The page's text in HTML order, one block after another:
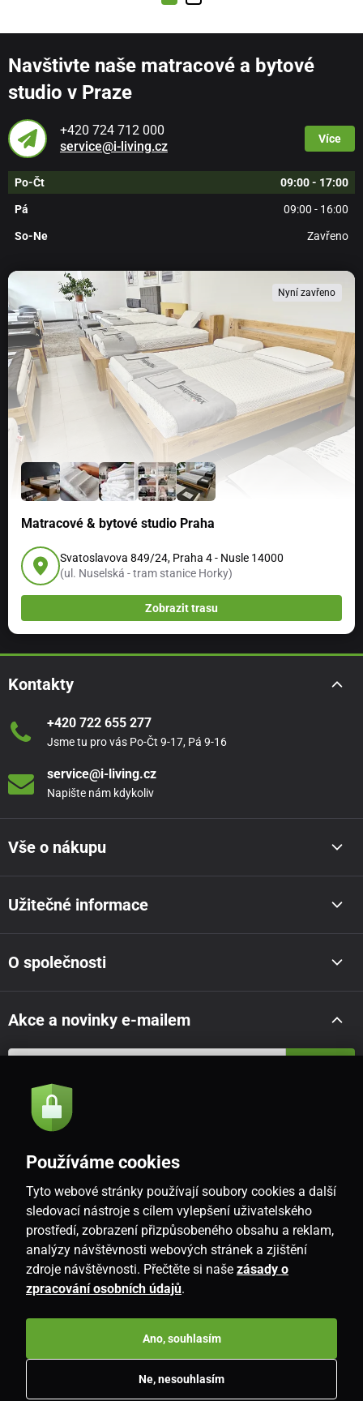
Navštivte naše matracové a bytové
studio v Praze
+420 724 712 000
service@i-living.cz
Více
Po-Čt 09:00 - 17:00
Pá 09:00 - 16:00
So-Ne Zavřeno
Nyní zavřeno
Matracové & bytové studio Praha
Svatoslavova 849/24, Praha 4 - Nusle 14000
(ul. Nuselská - tram stanice Horky)
Zobrazit trasu
Kontakty
+420 722 655 277
Jsme tu pro vás Po-Čt 9-17, Pá 9-16
service@i-living.cz
Napište nám kdykoliv
Vše o nákupu
Užitečné informace
O společnosti
Akce a novinky e-mailem
Souhlasím se
CZ
www.i-living.cz. Všechna práva vyhrazena.
Používáme cookies
Tyto webové stránky používají soubory cookies a další
sledovací nástroje s cílem vylepšení uživatelského
prostředí, zobrazení přizpůsobeného obsahu a reklam,
analýzy návštěvnosti webových stránek a zjištění
zdroje návštěvnosti. Přečtěte si naše zásady o
zpracování osobních údajů.
Ne, nesouhlasím
Ano, souhlasím